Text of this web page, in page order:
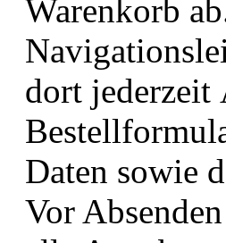
Warenkorb
dort jederzeit
Daten sowie
Vor